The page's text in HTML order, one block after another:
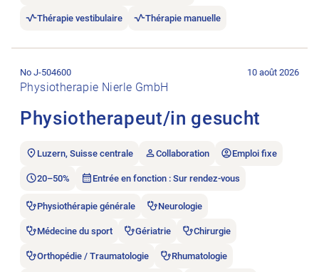
Thérapie vestibulaire Thérapie manuelle
Physiotherapie Nierle GmbH
Physiotherapeut/in gesucht
No J-504600 10 août 2026
Luzern, Suisse centrale Collaboration Emploi fixe
20–50% Entrée en fonction : Sur rendez-vous
Physiothérapie générale Neurologie
Médecine du sport Gériatrie Chirurgie
Orthopédie / Traumatologie Rhumatologie